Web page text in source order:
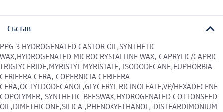
Състав
PPG-3 HYDROGENATED CASTOR OIL,SYNTHETIC
WAX,HYDROGENATED MICROCRYSTALLINE WAX, CAPRYLIC/CAPRIC
TRIGLYCERIDE,MYRISTYL MYRISTATE, ISODODECANE,EUPHORBIA
CERIFERA CERA, COPERNICIA CERIFERA
CERA,OCTYLDODECANOL,GLYCERYL RICINOLEATE,VP/HEXADECENE
COPOLYMER, SYNTHETIC BEESWAX,HYDROGENATED COTTONSEED
OIL,DIMETHICONE,SILICA ,PHENOXYETHANOL, DISTEARDIMONIUM